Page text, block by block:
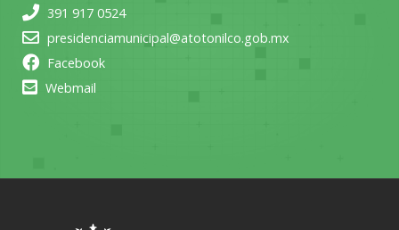
391 917 0524
presidenciamunicipal@atotonilco.gob.mx
Facebook
Webmail